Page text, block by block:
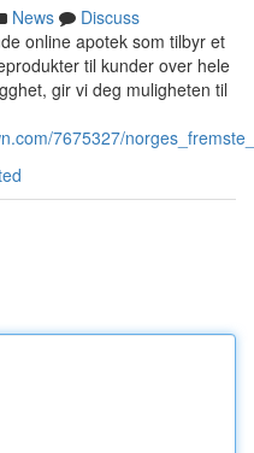
News
Discuss
online apotek som tilbyr et
til kunder over hele
gir vi deg muligheten til
7675327/